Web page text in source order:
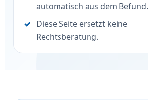
automatisch aus dem Befund.
Diese Seite ersetzt keine
Rechtsberatung.